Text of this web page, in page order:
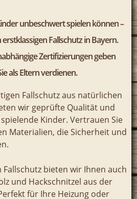
unbeschwert spielen können –
Fallschutz in Bayern.
Zertifizierungen geben
als Eltern verdienen.
Fallschutz aus natürlichen
wir geprüfte Qualität und
Kinder. Vertrauen Sie
Materialien, die Sicherheit und
bieten wir Ihnen auch
und Hackschnitzel aus der
für Ihre Heizung oder